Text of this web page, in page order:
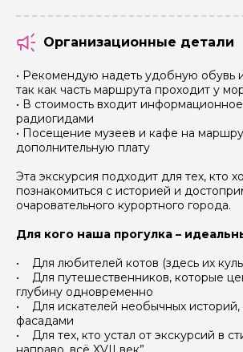
Организационные детали
• Рекомендую надеть удобную обувь
так как часть маршрута проходит у
• В стоимость входит
радиогидами
• Посещение музеев и кафе на
дополнительную плату
Эта экскурсия подходит для тех, кто
познакомиться с историей и
очаровательного курортного города.
Для кого наша прогулка –
• Для любителей котов (здесь их
• Для путешественников, которые
глубину одновременно
• Для искателей необычных историй,
фасадами
• Для тех, кто устал от экскурсий в
данных